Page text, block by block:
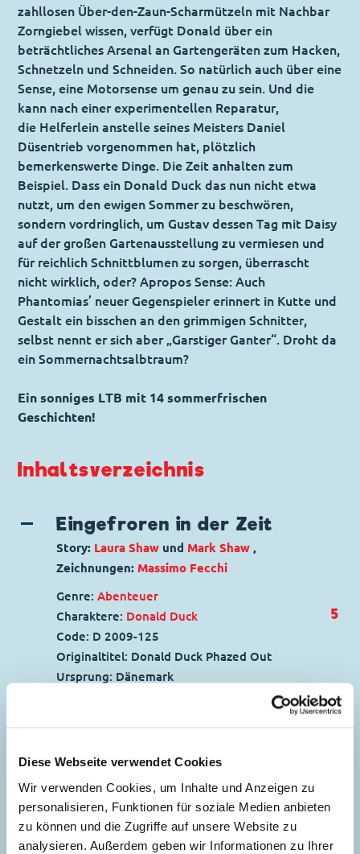
Diese Webseite verwendet Cookies
Wir verwenden Cookies, um Inhalte und Anzeigen zu
personalisieren, Funktionen für soziale Medien anbieten
zu können und die Zugriffe auf unsere Website zu
analysieren. Außerdem geben wir Informationen zu Ihrer
zahllosen Über-den-Zaun-Scharmützeln mit Nachbar
Zorngiebel wissen, verfügt Donald über ein
beträchtliches Arsenal an Gartengeräten zum Hacken,
Schnetzeln und Schneiden. So natürlich auch über eine
Sense, eine Motorsense um genau zu sein. Und die
kann nach einer experimentellen Reparatur,
die Helferlein anstelle seines Meisters Daniel
Düsentrieb vorgenommen hat, plötzlich
bemerkenswerte Dinge. Die Zeit anhalten zum
Beispiel. Dass ein Donald Duck das nun nicht etwa
nutzt, um den ewigen Sommer zu beschwören,
sondern vordringlich, um Gustav dessen Tag mit Daisy
auf der großen Gartenausstellung zu vermiesen und
für reichlich Schnittblumen zu sorgen, überrascht
nicht wirklich, oder? Apropos Sense: Auch
Phantomias’ neuer Gegenspieler erinnert in Kutte und
Gestalt ein bisschen an den grimmigen Schnitter,
selbst nennt er sich aber „Garstiger Ganter“. Droht da
ein Sommernachtsalbtraum?
Ein sonniges LTB mit 14 sommerfrischen
Geschichten!
Inhaltsverzeichnis
Eingefroren in der Zeit
Story: Laura Shaw und Mark Shaw ,
Zeichnungen: Massimo Fecchi
Genre:Abenteuer
Charaktere: Donald Duck
Code: D 2009-125
Originaltitel: Donald Duck Phazed Out
Ursprung: Dänemark
5
Ein geheimnisvoller Stern
Story:Roberto Gagnor, Zeichnungen:
Giampaolo Soldati
Genre:Kriminalgeschichte